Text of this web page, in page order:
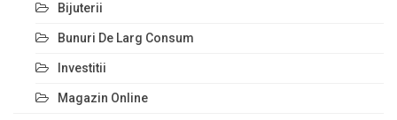
Bijuterii
Bunuri De Larg Consum
Investitii
Magazin Online